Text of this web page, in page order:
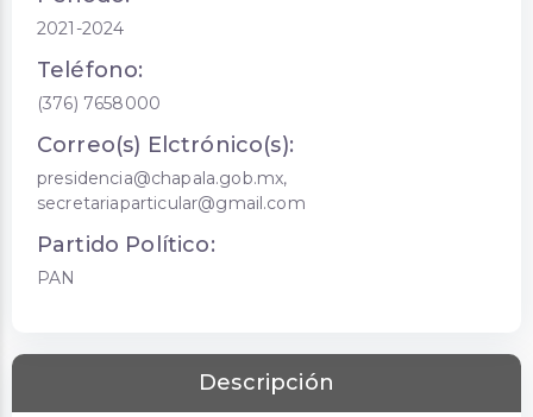
Descripción
2021-2024
Teléfono:
(376) 7658000
Correo(s) Elctrónico(s):
presidencia@chapala.gob.mx,
secretariaparticular@gmail.com
Partido Político:
PAN